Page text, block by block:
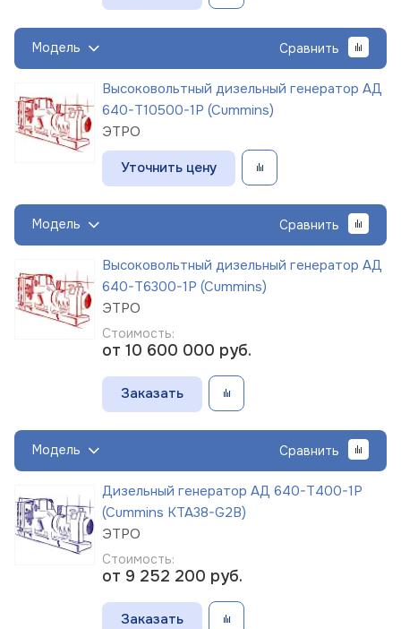
Модель Сравнить
Высоковольтный дизельный генератор АД
640-Т10500-1Р (Cummins)
ЭТРО
Уточнить цену
Модель Сравнить
Высоковольтный дизельный генератор АД
640-Т6300-1Р (Cummins)
ЭТРО
Стоимость:
от 10 600 000 руб.
Заказать
Модель Сравнить
Дизельный генератор АД 640-Т400-1Р
(Cummins KTA38-G2B)
ЭТРО
Стоимость:
от 9 252 200 руб.
Заказать